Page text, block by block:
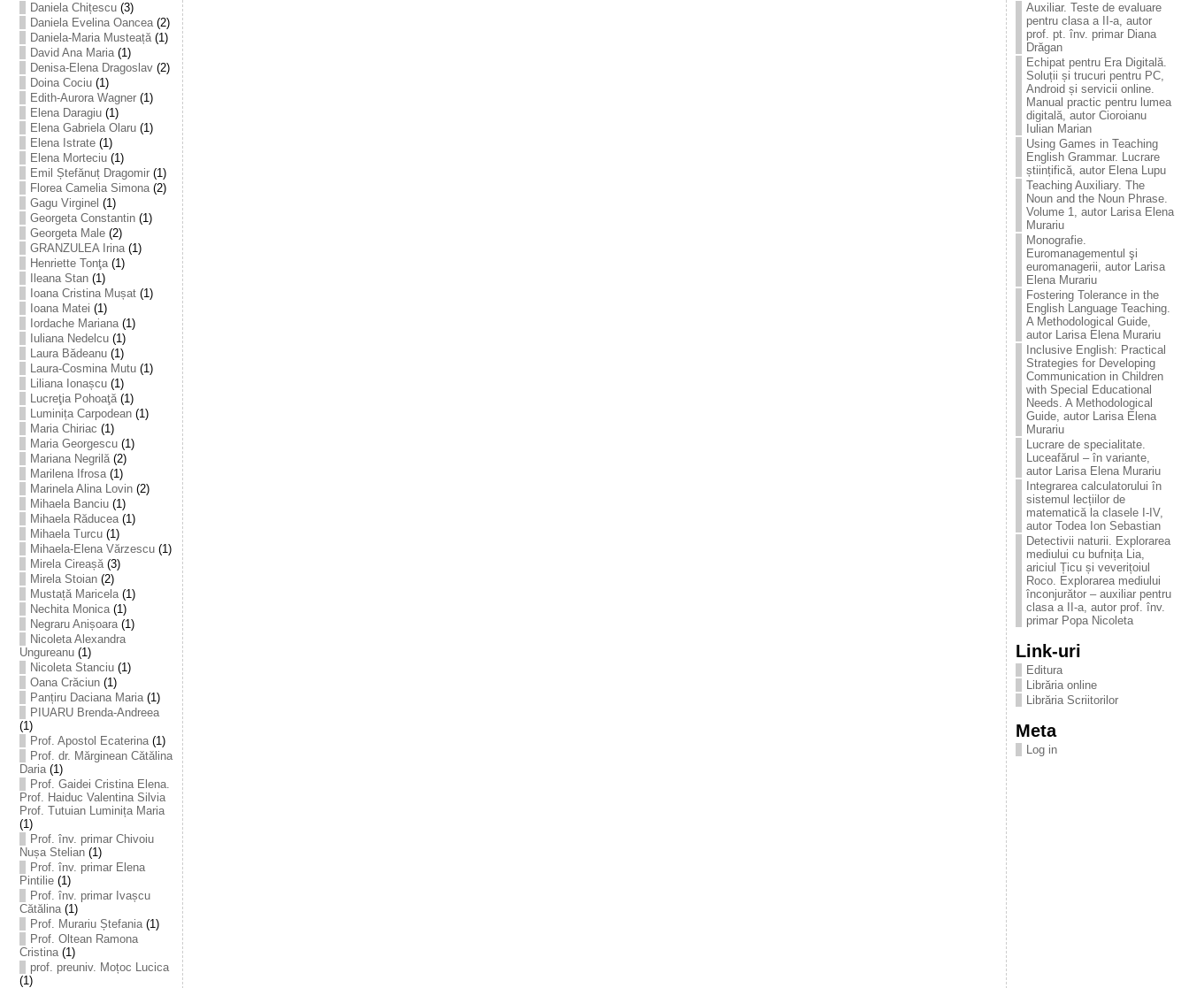
Daniela Chițescu(3)
Daniela Evelina Oancea(2)
Daniela-Maria Musteață(1)
David Ana Maria(1)
Denisa-Elena Dragoslav(2)
Doina Cociu(1)
Edith-Aurora Wagner(1)
Elena Daragiu(1)
Elena Gabriela Olaru(1)
Elena Istrate(1)
Elena Morteciu(1)
Emil Ștefănuț Dragomir(1)
Florea Camelia Simona(2)
Gagu Virginel (1)
Georgeta Constantin(1)
Georgeta Male(2)
GRANZULEA Irina(1)
Henriette Tonţa(1)
Ileana Stan(1)
Ioana Cristina Mușat(1)
Ioana Matei (1)
Iordache Mariana(1)
Iuliana Nedelcu(1)
Laura Bădeanu(1)
Laura-Cosmina Mutu(1)
Liliana Ionașcu(1)
Lucreţia Pohoaţă(1)
Luminița Carpodean(1)
Maria Chiriac (1)
Maria Georgescu(1)
Mariana Negrilă(2)
Marilena Ifrosa(1)
Marinela Alina Lovin(2)
Mihaela Banciu(1)
Mihaela Răducea(1)
Mihaela Turcu(1)
Mihaela-Elena Vărzescu(1)
Mirela Cireașă(3)
Mirela Stoian(2)
Mustață Maricela(1)
Nechita Monica(1)
Negraru Anișoara(1)
Nicoleta Alexandra
Ungureanu(1)
Nicoleta Stanciu(1)
Oana Crăciun(1)
Panțiru Daciana Maria(1)
PIUARU Brenda-Andreea
(1)
Prof. Apostol Ecaterina(1)
Prof. dr. Mărginean Cătălina
Daria(1)
Prof. Gaidei Cristina Elena.
Prof. Haiduc Valentina Silvia
Prof. Tutuian Luminița Maria
(1)
Prof. înv. primar Chivoiu
Nușa Stelian(1)
Prof. înv. primar Elena
Pintilie(1)
Prof. înv. primar Ivașcu
Cătălina(1)
Prof. Murariu Ștefania(1)
Prof. Oltean Ramona
Cristina(1)
prof. preuniv. Moțoc Lucica
(1)
Auxiliar. Teste de evaluare
pentru clasa a II-a, autor
prof. pt. înv. primar Diana
Drăgan
Echipat pentru Era Digitală.
Soluții și trucuri pentru PC,
Android și servicii online.
Manual practic pentru lumea
digitală, autor Cioroianu
Iulian Marian
Using Games in Teaching
English Grammar. Lucrare
științifică, autor Elena Lupu
Teaching Auxiliary. The
Noun and the Noun Phrase.
Volume 1, autor Larisa Elena
Murariu
Monografie.
Euromanagementul şi
euromanagerii, autor Larisa
Elena Murariu
Fostering Tolerance in the
English Language Teaching.
A Methodological Guide,
autor Larisa Elena Murariu
Inclusive English: Practical
Strategies for Developing
Communication in Children
with Special Educational
Needs. A Methodological
Guide, autor Larisa Elena
Murariu
Lucrare de specialitate.
Luceafărul – în variante,
autor Larisa Elena Murariu
Integrarea calculatorului în
sistemul lecțiilor de
matematică la clasele I-IV,
autor Todea Ion Sebastian
Detectivii naturii. Explorarea
mediului cu bufnița Lia,
ariciul Țicu și veverițoiul
Roco. Explorarea mediului
înconjurător – auxiliar pentru
clasa a II-a, autor prof. înv.
primar Popa Nicoleta
Link-uri
Editura
Librăria online
Librăria Scriitorilor
Meta
Log in